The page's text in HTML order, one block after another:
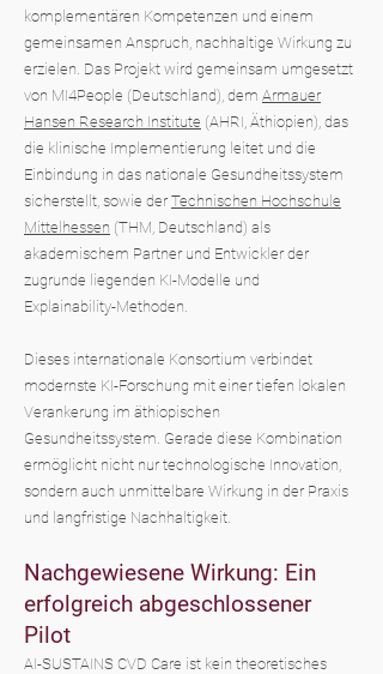
komplementären Kompetenzen und einem
gemeinsamen Anspruch, nachhaltige Wirkung zu
erzielen. Das Projekt wird gemeinsam umgesetzt
von MI4People (Deutschland), dem Armauer
Hansen Research Institute (AHRI, Äthiopien), das
die klinische Implementierung leitet und die
Einbindung in das nationale Gesundheitssystem
sicherstellt, sowie der Technischen Hochschule
Mittelhessen (THM, Deutschland) als
akademischem Partner und Entwickler der
zugrunde liegenden KI-Modelle und
Explainability-Methoden.
Dieses internationale Konsortium verbindet
modernste KI-Forschung mit einer tiefen lokalen
Verankerung im äthiopischen
Gesundheitssystem. Gerade diese Kombination
ermöglicht nicht nur technologische Innovation,
sondern auch unmittelbare Wirkung in der Praxis
und langfristige Nachhaltigkeit.
Nachgewiesene Wirkung: Ein
erfolgreich abgeschlossener
Pilot
AI-SUSTAINS CVD Care ist kein theoretisches